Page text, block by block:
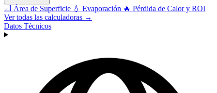
📐 Área de Superficie 💧 Evaporación 🔥 Pérdida de Calor y ROI
Ver todas las calculadoras →
Datos Técnicos